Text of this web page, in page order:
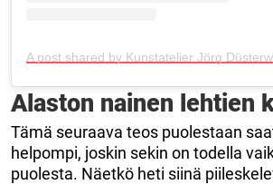
Alaston nainen lehtien
Tämä seuraava teos puolestaan
helpompi, joskin sekin on todella
puolesta. Näetkö heti siinä